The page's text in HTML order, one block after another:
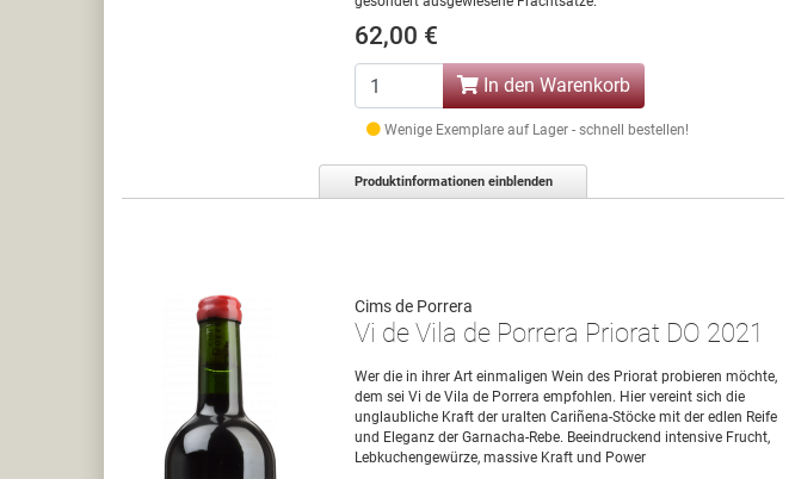
62,00 €
In den Warenkorb
Wenige Exemplare auf Lager - schnell bestellen!
Produktinformationen einblenden
Cims de Porrera
Vi de Vila de Porrera Priorat DO 2021
Wer die in ihrer Art einmaligen Wein des Priorat probieren möchte,
dem sei Vi de Vila de Porrera empfohlen. Hier vereint sich die
unglaubliche Kraft der uralten Cariñena-Stöcke mit der edlen Reife
und Eleganz der Garnacha-Rebe. Beeindruckend intensive Frucht,
Lebkuchengewürze, massive Kraft und Power